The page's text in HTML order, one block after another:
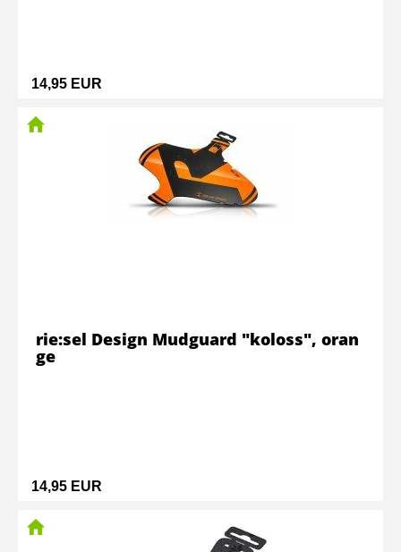
14,95 EUR
14,95 EUR
rie:sel Design Mudguard "koloss", oran
ge